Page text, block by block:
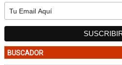
BUSCADOR